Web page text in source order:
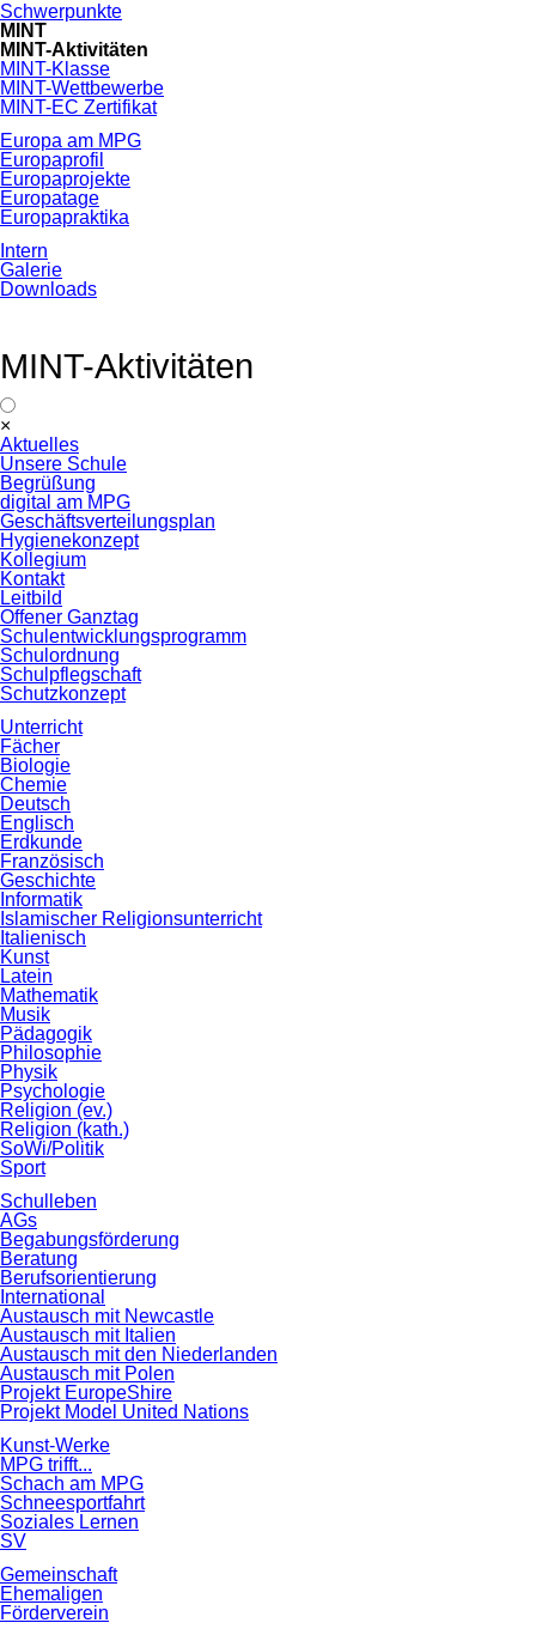
Schwerpunkte
MINT
MINT-Aktivitäten
MINT-Klasse
MINT-Wettbewerbe
MINT-EC Zertifikat
Europa am MPG
Europaprofil
Europaprojekte
Europatage
Europapraktika
Intern
Galerie
Downloads
MINT-Aktivitäten
×
überspringen
Aktuelles
Unsere Schule
Begrüßung
digital am MPG
Geschäftsverteilungsplan
Hygienekonzept
Kollegium
Kontakt
Leitbild
Offener Ganztag
Schulentwicklungsprogramm
Schulordnung
Schulpflegschaft
Schutzkonzept
Unterricht
Fächer
Biologie
Chemie
Deutsch
Englisch
Erdkunde
Französisch
Geschichte
Informatik
Islamischer Religionsunterricht
Italienisch
Kunst
Latein
Mathematik
Musik
Pädagogik
Philosophie
Physik
Psychologie
Religion (ev.)
Religion (kath.)
SoWi/Politik
Sport
Schulleben
AGs
Begabungsförderung
Beratung
Berufsorientierung
International
Austausch mit Newcastle
Austausch mit Italien
Austausch mit den Niederlanden
Austausch mit Polen
Projekt EuropeShire
Projekt Model United Nations
Kunst-Werke
MPG trifft...
Schach am MPG
Schneesportfahrt
Soziales Lernen
SV
Gemeinschaft
Ehemaligen
Förderverein